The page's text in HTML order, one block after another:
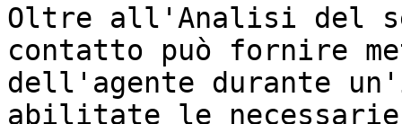
Oltre all'Analisi del
contatto può fornire
dell'agente durante
abilitate le